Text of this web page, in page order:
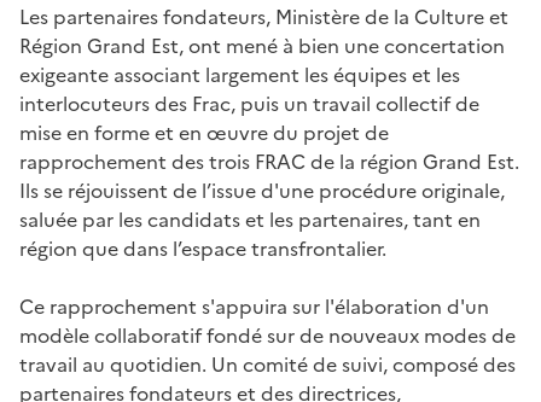
Les partenaires fondateurs, Ministère de la Culture et
Région Grand Est, ont mené à bien une concertation
exigeante associant largement les équipes et les
interlocuteurs des Frac, puis un travail collectif de
mise en forme et en œuvre du projet de
rapprochement des trois FRAC de la région Grand Est.
Ils se réjouissent de l’issue d'une procédure originale,
saluée par les candidats et les partenaires, tant en
région que dans l’espace transfrontalier.
Ce rapprochement s'appuira sur l'élaboration d'un
modèle collaboratif fondé sur de nouveaux modes de
travail au quotidien. Un comité de suivi, composé des
partenaires fondateurs et des directrices,